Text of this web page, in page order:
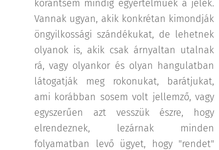
korántsem mindig egyértelműek a jelek.
Vannak ugyan, akik konkrétan kimondják
öngyilkossági szándékukat, de lehetnek
olyanok is, akik csak árnyaltan utalnak
rá, vagy olyankor és olyan hangulatban
látogatják meg rokonukat, barátjukat,
ami korábban sosem volt jellemző, vagy
egyszerűen azt vesszük észre, hogy
elrendeznek, lezárnak minden
folyamatban levő ügyet, hogy "rendet"